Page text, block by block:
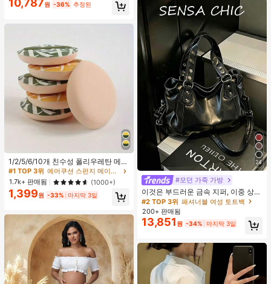
10,787원 -36% 추정된
1/2/5/6/10개 친수성 폴리우레탄 메이
크업 스펀지 세트, 부드러운 파우더 퍼
프, 얼굴, 파운데이션 및 컨실러 블렌
딩 도구에 적합, 다기능 건식/습식 사
용, 유니섹스, 메이크업, 저렴한, 방 장
식, 화장대, 여행, 침실, 메이크업 액세
퍼프, 메이크업 스펀지, 저렴한, 스타
킹 스터퍼, 메이크업, 메이크업 도구,
저렴한 물건, 선물, 여성용 선물, 크리
스마스 선물, 경품, 여행, 저렴한 물건,
여행 필수품
높은 재방문 고객
#1 TOP 3위
에어쿠션 스펀지 메이크업 퍼프 & 스폰지
높은 재방문 고객
#1 TOP 3위
에어쿠션 스펀지 메이크업 퍼프 & 스폰지
높은 재방문 고객
#1 TOP 3위
에어쿠션 스펀지 메이크업 퍼프 & 스폰지
1.7k+ 판매됨 (1000+)
1,399원 -33% 마지막 3일
24
#모던 가죽 가방
이것은 부드러운 금속 지퍼, 이중 상단
손잡이, 조절 가능한 긴 어깨 스트랩이
특징인 세련되고 미니멀한 블랙 대용
량 여성용 핸드백입니다. 여성들은 어
깨에 메거나, 크로스백으로 메거나, 손
으로 들 수 있습니다. 이 가방은 꼼꼼
하게 바느질되어 출퇴근, 쇼핑, 출장,
사무실 사용 및 일상적인 출퇴근에 적
합합니다.
#2 TOP 3위 패셔너블 여성 토트백
200+ 판매됨
13,851 원 -34% 마지막 3일